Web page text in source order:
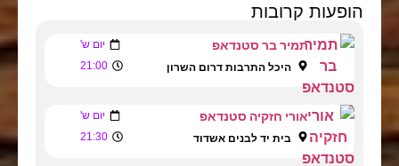
הופעות קרובות
תמיר בר סטנדאפ יום ש'
היכל התרבות דרום השרון 21:00
אורי חזקיה סטנדאפ יום ש'
בית יד לבנים אשדוד 21:30